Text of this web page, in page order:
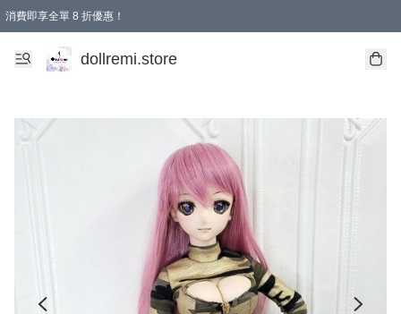
消費即享全單 8 折優惠！
購物滿 HKD 1500.00即享免運費優惠！（適用於 本地送貨、本地取貨、國際送貨 )
dollremi.store